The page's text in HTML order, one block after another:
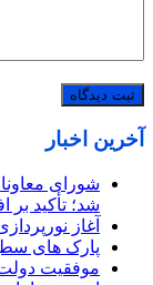
آخرین اخبار
شورای
شد؛ تأکید بر
آغاز
پارک های سطح
موفقیت